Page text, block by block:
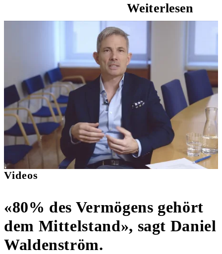
Weiterlesen
Videos
«80% des Vermögens gehört
dem Mittelstand», sagt Daniel
Waldenström.